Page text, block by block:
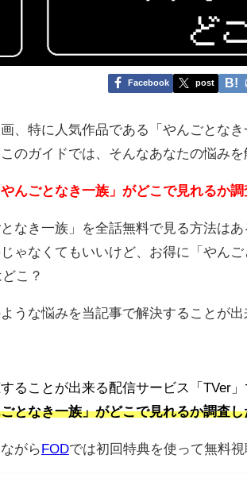
Facebook post
画、特に人気作品である「やんごとな
のガイドでは、そんなあなたの悩みを
んごとなき一族」がどこで見れるか調
となき一族」を全話無料で見る方法はあ
じゃなくてもいいけど、お得に「やん
どこ？
うな悩みを当記事で解決することが出
ることが出来る配信サービス「TVer
となき一族」がどこで見れるか調査
がらFODでは初回特典を使って無料